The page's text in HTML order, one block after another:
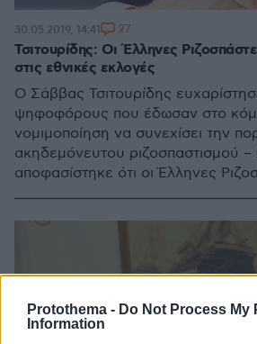
Protothema - Do Not Process My
Information
Τσιτουρίδης: Οι Έλληνες
στις εθνικές εκλογές
Ο Σάββας Τσιτουρίδης
ψηφοφόρους που έδωσαν στο
νομιμοποίηση να συνεχίσει την
ακηδεμόνευτου ριζοσπαστισμού
αποφασίστηκε ότι οι Έλληνες
30.05.2019, 14:41 27